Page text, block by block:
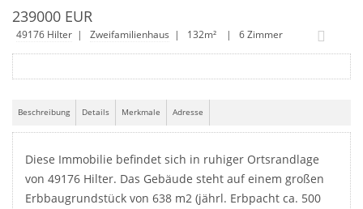
239000 EUR
49176 Hilter | Zweifamilienhaus | 132m² | 6 Zimmer
Beschreibung Details Merkmale Adresse
Diese Immobilie befindet sich in ruhiger Ortsrandlage
von 49176 Hilter. Das Gebäude steht auf einem großen
Erbbaugrundstück von 638 m2 (jährl. Erbpacht ca. 500